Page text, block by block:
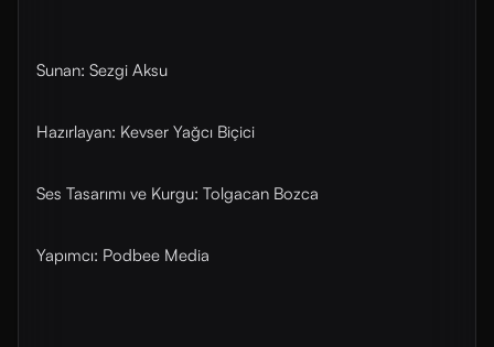
Sunan: Sezgi Aksu
Hazırlayan: Kevser Yağcı Biçici
Ses Tasarımı ve Kurgu: Tolgacan Bozca
Yapımcı: Podbee Media